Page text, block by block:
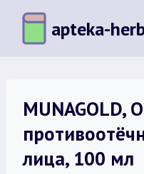
Перейти
содержимому
apteka-
MUNAGOLD,
лица, 100 мл